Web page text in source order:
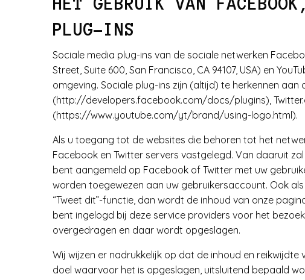
HET GEBRUIK VAN
PLUG-INS
Sociale media plug-ins van de sociale netwerken
Street, Suite 600, San Francisco, CA 94107, USA) en
omgeving. Sociale plug-ins zijn (altijd) te herkennen
(http://developers.facebook.com/docs/plugins),
(https://www.youtube.com/yt/brand/using-logo.html).
Als u toegang tot de websites die behoren tot het
Facebook en Twitter servers vastgelegd. Van daaruit
bent aangemeld op Facebook of Twitter met uw
worden toegewezen aan uw gebruikersaccount. Ook
“Tweet dit”-functie, dan wordt de inhoud van onze
bent ingelogd bij deze service providers voor het
overgedragen en daar wordt opgeslagen.
Wij wijzen er nadrukkelijk op dat de inhoud en
doel waarvoor het is opgeslagen, uitsluitend bepaald